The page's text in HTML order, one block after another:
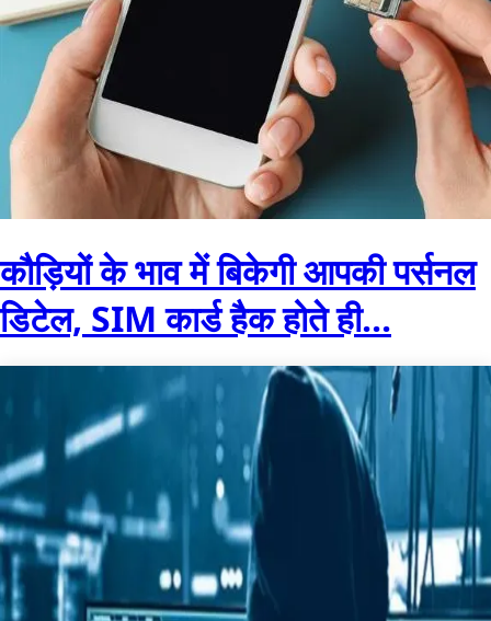
कौड़ियों के भाव में बिकेगी आपकी पर्सनल
डिटेल, SIM कार्ड हैक होते ही...